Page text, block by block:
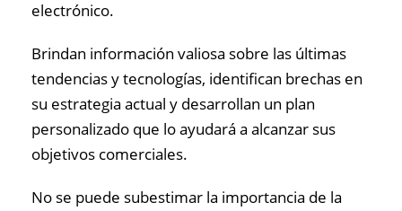
electrónico.
Brindan información valiosa sobre las últimas
tendencias y tecnologías, identifican brechas en
su estrategia actual y desarrollan un plan
personalizado que lo ayudará a alcanzar sus
objetivos comerciales.
No se puede subestimar la importancia de la